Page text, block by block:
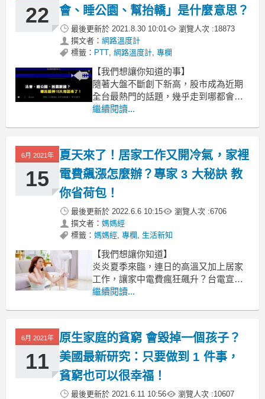
痕的身影…
22
會、睡公園、幫抬轎」是什麼意思？
最後更新於 2021.8.30 10:01 瀏覽人次 :18873
撰文者： 網路溫度計
標籤： PTT, 網路溫度計, 專欄
【我們想讓你知道的事】
隨著大盤不斷創下新高，股市成為近期
全台最熱門的話題，幾乎走到哪都會聽
到有人在談論，最近自己買了哪檔股
除了日常生活中到處有人討論，全台最
大的討論區PTT股票板也跟著熱絡起
來，透過《KEYPO大數據關鍵引擎》調
繼續閱讀...
6月 2021年
15
夏天來了！居家工作又開冷氣，家裡
電費飆漲怎麼辦？專家 3 大秘訣 教
你省荷包！
最後更新於 2022.6.6 10:15 瀏覽人次 :6706
撰文者： 媽媽經
標籤： 媽媽經, 專欄 , 生活新知
【我們想讓你知道】
炎炎夏季來臨，連日的高溫又加上居家
工作，讓家中電費瘋狂飆升？台電宣
布，用電量創新高，暑假將至，溫度和
包！
文 / 媽媽經
【編按：
繼續閱讀...
6月 2021年
11
原生家庭的貧窮 會毀掉一個孩子？
美國最新研究：只要做到 1 件事，
貧窮也可以很幸福！
最後更新於 2021.6.11 10:56 瀏覽人次 :10607